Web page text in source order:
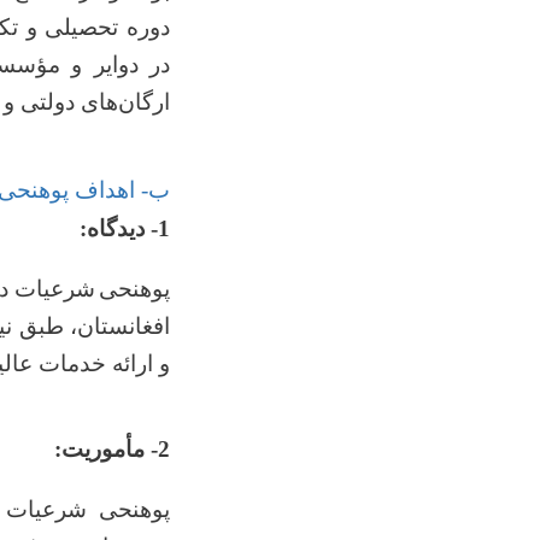
دوره تحصیلی و
در دوایر و
ارگان‌های دولتی
ب- اهداف
1- دیدگاه:
پوهنحی شرعیات
افغانستان، طبق
و ارائه خدمات
2- مأموریت:
پوهنحی شرعیات